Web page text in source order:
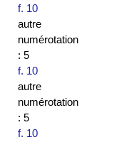
f. 10
autre
numérotation
: 5
f. 10
autre
numérotation
: 5
f. 10